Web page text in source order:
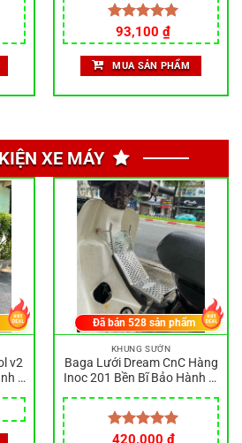
Được xếp
hạng5.00
5 sao
Giá
gốc
là:
110,000 ₫.
93,100 ₫Giá
hiện
tại
là:
93,100 ₫.
MUA SẢN PHẨM
XE MÁY
v2
rỉ
KHUNG SƯỜN
Baga Lưới Dream CnC Hàng
Inoc 201 Bền Bĩ Bảo Hành Rỉ
Được xếp
420,000 ₫
Đã bán528 sản phẩm